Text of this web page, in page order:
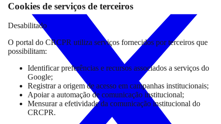
Cookies de serviços de terceiros
Desabilitado
O portal do CRCPR utiliza serviços fornecidos por terceiros que
possibilitam:
Identificar preferências e recursos associados a serviços do
Google;
Registrar a origem de acesso em campanhas institucionais;
Apoiar a automação de comunicação institucional;
Mensurar a efetividade da comunicação institucional do
CRCPR.